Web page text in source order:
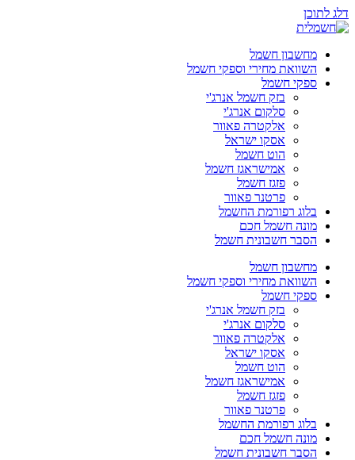
דלג לתוכן
מחשבון חשמל
השוואת מחירי וספקי חשמל
ספקי חשמל
בזק חשמל אנרג'י
סלקום אנרג'י
אלקטרה פאוור
אסקו ישראל
הוט חשמל
אמישראגז חשמל
פזגז חשמל
פרטנר פאוור
בלוג רפורמת החשמל
מונה חשמל חכם
הסבר חשבונית חשמל
מחשבון חשמל
השוואת מחירי וספקי חשמל
ספקי חשמל
בזק חשמל אנרג'י
סלקום אנרג'י
אלקטרה פאוור
אסקו ישראל
הוט חשמל
אמישראגז חשמל
פזגז חשמל
פרטנר פאוור
בלוג רפורמת החשמל
מונה חשמל חכם
הסבר חשבונית חשמל